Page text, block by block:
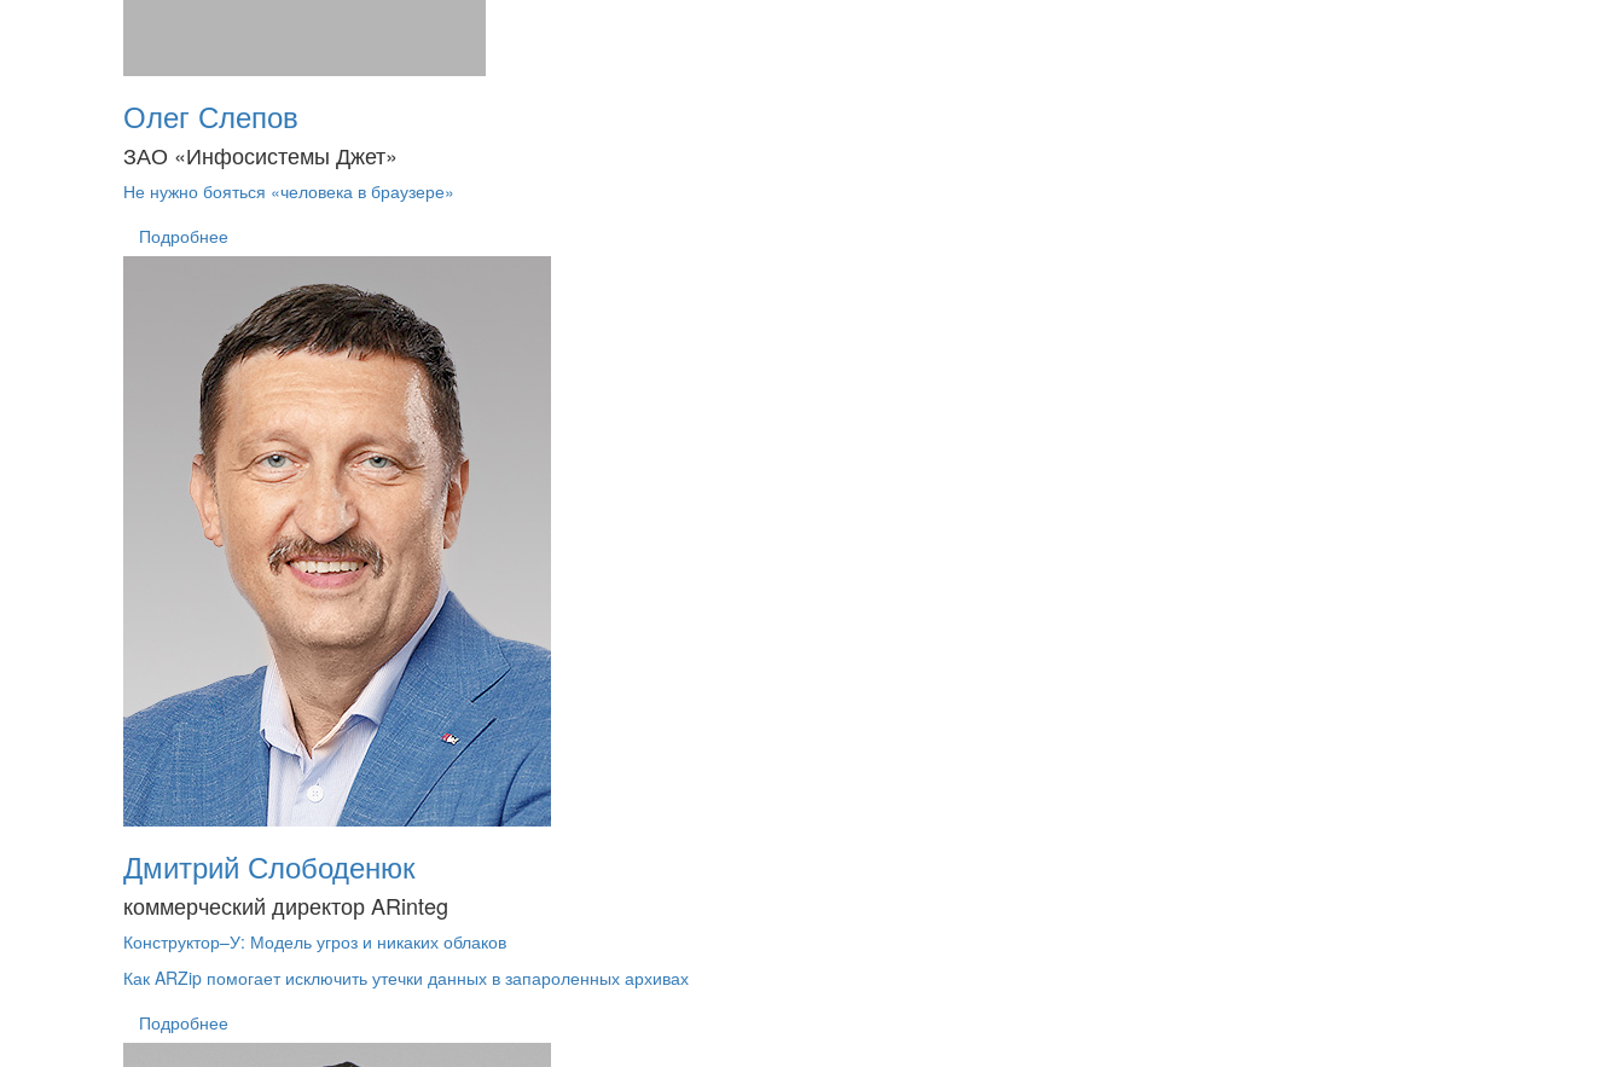
Олег Слепов
ЗАО «Инфосистемы Джет»
Не нужно бояться «человека в браузере»
Подробнее
Дмитрий Слободенюк
коммерческий директор ARinteg
Конструктор–У: Модель угроз и никаких облаков
Как ARZip помогает исключить утечки данных в запароленных архивах
Подробнее